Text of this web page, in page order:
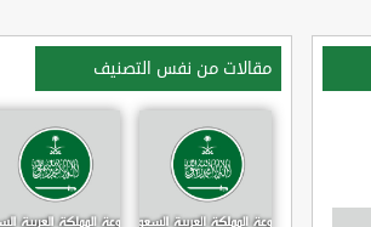
مقالات من نفس التصنيف